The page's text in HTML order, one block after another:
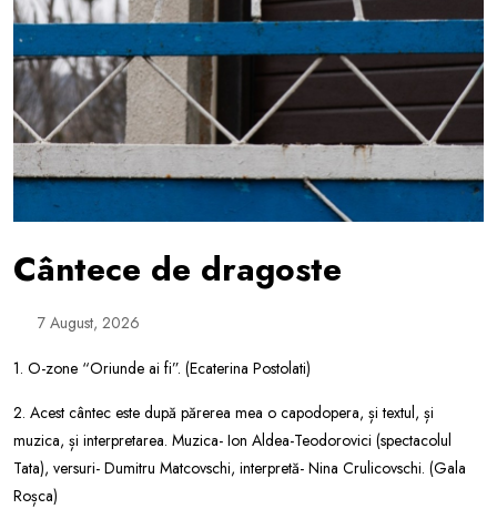
Cântece de dragoste
7 August, 2026
1. O-zone “Oriunde ai fi”. (Ecaterina Postolati)
2. Acest cântec este după părerea mea o capodopera, și textul, și
muzica, și interpretarea. Muzica- Ion Aldea-Teodorovici (spectacolul
Tata), versuri- Dumitru Matcovschi, interpretă- Nina Crulicovschi. (Gala
Roșca)